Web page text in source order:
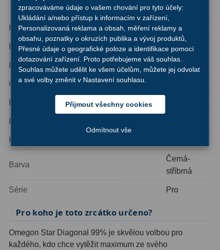
Ostatní22
Seřízení22
Laserové kolimátory6
Optické kolimátory11
Zrcátka a hranoly61
AstroFoto306
Planetární kamery 19
Typ
zrcátko
Připojení k dalekohledu 2″
Pozorovací úhel 90°
Povrstvení optiky Dielektrické
Odrazivost povrchu
Korekce svislého převrácení obrazu
Upínací objímka
Barva
Černá-
stříbrná
Série Pro
Pro koho je toto zrcátko určeno?
Omegon Star Diagonal 99% je skvělou volbou pro
každého, kdo chce vytěžit maximum ze svého
zpracováváme údaje o vašem chování pro tyto účely:
Ukládání a/nebo přístup k informacím v zařízení,
Personalizovaná reklama a obsah, měření reklamy a
obsahu, poznatky o okruzích publika a vývoj produktů,
Přesné údaje o geografické poloze a identifikace pomocí
dotazování zařízení. Proto potřebujeme váš souhlas.
Souhlas můžete udělit ke všem účelům, můžete jej odvolat
a své volby změnit v Nastavení souhlasu.
Přijmout všechny cookies
Odmítnout vše